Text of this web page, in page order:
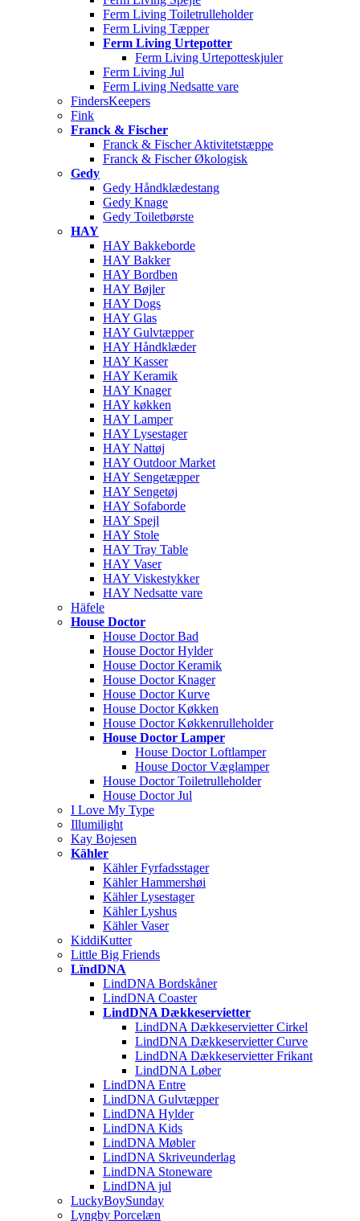
Ferm Living Toiletrulleholder
Ferm Living Tæpper
Ferm Living Urtepotter
Ferm Living Urtepotteskjuler
Ferm Living Jul
Ferm Living Nedsatte vare
FindersKeepers
Fink
Franck & Fischer
Franck & Fischer Aktivitetstæppe
Franck & Fischer Økologisk
Gedy
Gedy Håndklædestang
Gedy Knage
Gedy Toiletbørste
HAY
HAY Bakkeborde
HAY Bakker
HAY Bordben
HAY Bøjler
HAY Dogs
HAY Glas
HAY Gulvtæpper
HAY Håndklæder
HAY Kasser
HAY Keramik
HAY Knager
HAY køkken
HAY Lamper
HAY Lysestager
HAY Nattøj
HAY Outdoor Market
HAY Sengetæpper
HAY Sengetøj
HAY Sofaborde
HAY Spejl
HAY Stole
HAY Tray Table
HAY Vaser
HAY Viskestykker
HAY Nedsatte vare
Häfele
House Doctor
House Doctor Bad
House Doctor Hylder
House Doctor Keramik
House Doctor Knager
House Doctor Kurve
House Doctor Køkken
House Doctor Køkkenrulleholder
House Doctor Lamper
House Doctor Loftlamper
House Doctor Væglamper
House Doctor Toiletrulleholder
House Doctor Jul
I Love My Type
Illumilight
Kay Bojesen
Kähler
Kähler Fyrfadsstager
Kähler Hammershøi
Kähler Lysestager
Kähler Lyshus
Kähler Vaser
KiddiKutter
Little Big Friends
LïndDNA
LindDNA Bordskåner
LindDNA Coaster
LindDNA Dækkeservietter
LindDNA Dækkeservietter Cirkel
LindDNA Dækkeservietter Curve
LindDNA Dækkeservietter Frikant
LindDNA Løber
LindDNA Entre
LindDNA Gulvtæpper
LindDNA Hylder
LindDNA Kids
LindDNA Møbler
LindDNA Skriveunderlag
LindDNA Stoneware
LindDNA jul
LuckyBoySunday
Lyngby Porcelæn